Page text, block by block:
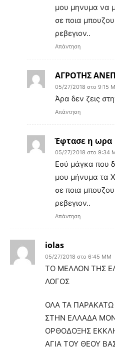
μου μηνυμα να
σε ποια
ρεβεγιον..
Απάντηση
ΑΓΡΟΤΗΣ
05/27/2018 στο 9:15
Άρα δεν ζεις
Απάντηση
Έφτασε η ωρα
05/27/2018 στο 9:34
Εσύ μάγκα που
μου μήνυμα τα
σε ποια
ρεβεγιον..
Απάντηση
iolas
05/27/2018 στο 6:45 ΜΜ
ΤΟ ΜΕΛΛΟΝ ΤΗΣ
ΛΟΓΟΣ
ΟΛΑ ΤΑ
ΣΤΗΝ ΕΛΛΑΔΑ
ΟΡΘΟΔΟΞΗΣ
ΑΓΙΑ ΤΟΥ ΘΕΟΥ